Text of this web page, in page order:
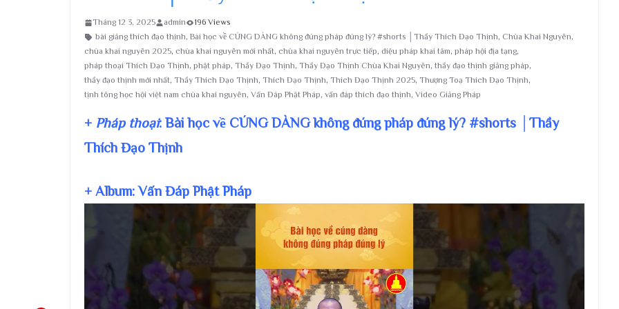
Tháng 12 3, 2025 admin
196 Views
bài giảng thích đạo thịnh, Bài học về CÚNG DÀNG không đúng pháp đúng lý? #shorts │Thầy Thích Đạo Thịnh, Chùa Khai Nguyên,
chùa khai nguyên 2025, chùa khai nguyên mới nhất, chùa khai nguyên trực tiếp, diệu pháp khai tâm, pháp hội địa tạng,
pháp thoại Thích Đạo Thịnh, phật pháp, Thầy Đạo Thịnh, Thầy Đạo Thịnh Chùa Khai Nguyên, thầy đạo thịnh giảng pháp,
thầy đạo thịnh mới nhất, Thầy Thích Đạo Thịnh, Thích Đạo Thịnh, Thích Đạo Thịnh 2025, Thượng Toạ Thích Đạo Thịnh,
tịnh tông học hội việt nam chùa khai nguyên, Vấn Đáp Phật Pháp, vấn đáp thích đạo thịnh, Video Giảng Pháp
+ Pháp thoại: Bài học về CÚNG DÀNG không đúng pháp đúng lý? #shorts │Thầy
Thích Đạo Thịnh
+ Album: Vấn Đáp Phật Pháp